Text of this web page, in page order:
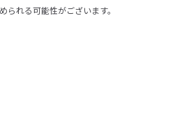
れる可能性がございます。